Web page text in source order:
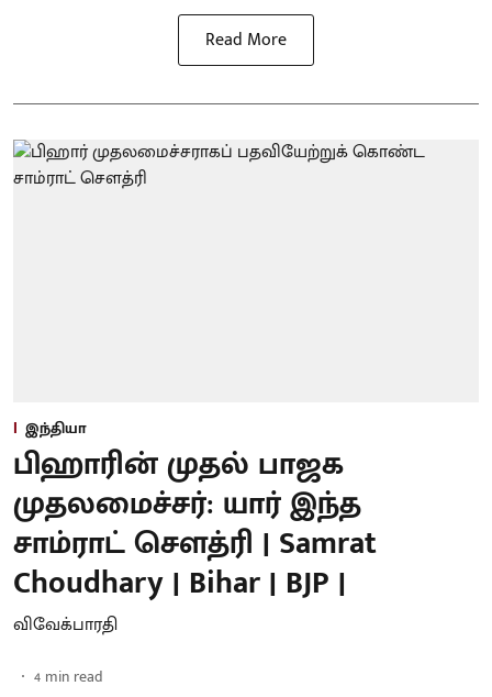
Read More
இந்தியா
பிஹாரின் முதல் பாஜக
முதலமைச்சர்: யார் இந்த
சாம்ராட் சௌத்ரி | Samrat
Choudhary | Bihar | BJP |
விவேக்பாரதி
4 min read